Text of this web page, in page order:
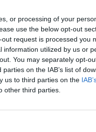
or processing of your
use the below opt-out
request is processed you
utilized by us or
You may separately opt-
on the IAB’s list of
us to third parties on the
other third parties.
El